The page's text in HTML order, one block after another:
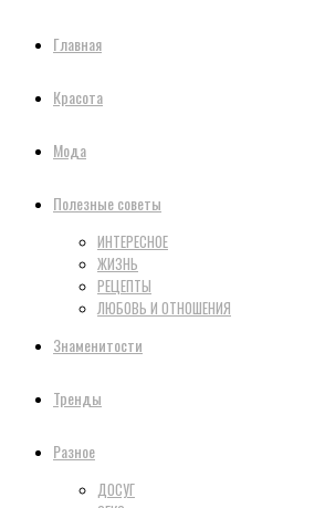
Главная
Красота
Мода
Полезные советы
ИНТЕРЕСНОЕ
ЖИЗНЬ
РЕЦЕПТЫ
ЛЮБОВЬ И ОТНОШЕНИЯ
Знаменитости
Тренды
Разное
ДОСУГ